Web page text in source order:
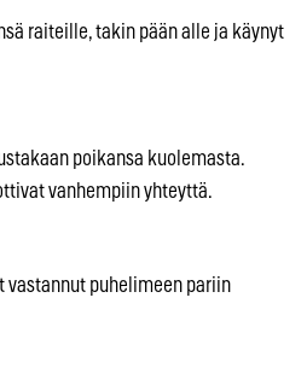
raiteille, takin pään alle ja käynyt
poikansa kuolemasta.
vanhempiin yhteyttä.
vastannut puhelimeen pariin